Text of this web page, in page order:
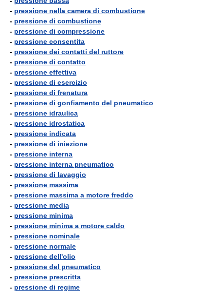
- pressione nella camera di combustione
- pressione di combustione
- pressione di compressione
- pressione consentita
- pressione dei contatti del ruttore
- pressione di contatto
- pressione effettiva
- pressione di esercizio
- pressione di frenatura
- pressione di gonfiamento del pneumatico
- pressione idraulica
- pressione idrostatica
- pressione indicata
- pressione di iniezione
- pressione interna
- pressione interna pneumatico
- pressione di lavaggio
- pressione massima
- pressione massima a motore freddo
- pressione media
- pressione minima
- pressione minima a motore caldo
- pressione nominale
- pressione normale
- pressione dell'olio
- pressione del pneumatico
- pressione prescritta
- pressione di regime